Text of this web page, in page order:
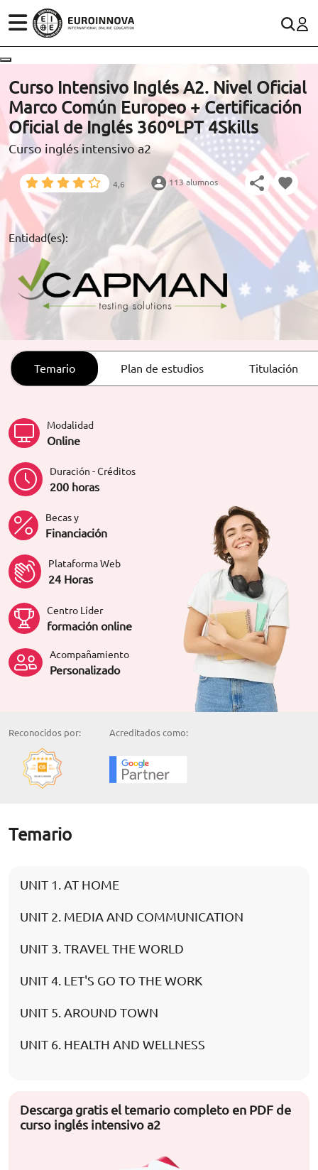
ÁREAS
ESTUDIOS
CONOCE EUROINNOVA
BECAS Y FINANCIACIÓN
RECURSOS EDUCATIVOS
ARTÍCULOS
(+34)958 050 200(gratuito en España)
900 831 200
formacion@euroinnova.com
TRABAJA CON NOSOTROS
Curso Intensivo Inglés A2. Nivel Oficial
Marco Común Europeo + Certificación
Oficial de Inglés 360ºLPT 4Skills
Curso inglés intensivo a2
4,6 113 alumnos
Entidad(es):
Temario Plan de estudios Titulación
Modalidad
Online
Duración - Créditos
200 horas
Becas y
Financiación
Plataforma Web
24 Horas
Centro Líder
formación online
Acompañamiento
Personalizado
Reconocidos por: Acreditados como:
Temario
UNIT 1. AT HOME
UNIT 2. MEDIA AND COMMUNICATION
UNIT 3. TRAVEL THE WORLD
UNIT 4. LET'S GO TO THE WORK
UNIT 5. AROUND TOWN
UNIT 6. HEALTH AND WELLNESS
Descarga gratis el temario completo en PDF de
curso inglés intensivo a2